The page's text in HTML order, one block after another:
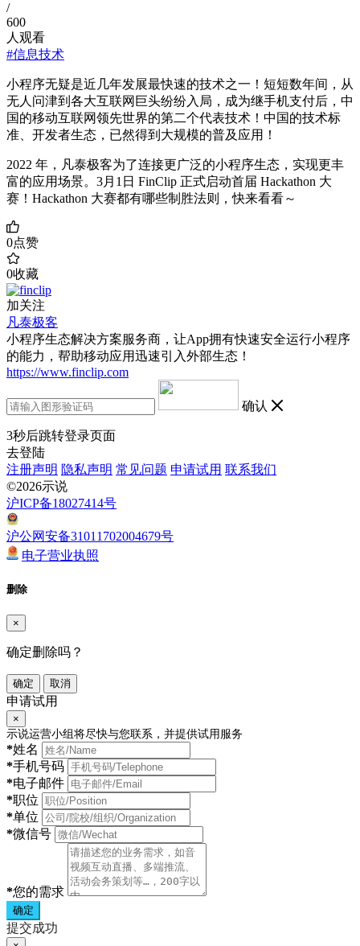
/
600
人观看
#信息技术
小程序无疑是近几年发展最快速的技术之一！短短数年间，从
无人问津到各大互联网巨头纷纷入局，成为继手机支付后，中
国的移动互联网领先世界的第二个代表技术！中国的技术标
准、开发者生态，已然得到大规模的普及应用！
2022 年，凡泰极客为了连接更广泛的小程序生态，实现更丰
富的应用场景。3月1日 FinClip 正式启动首届 Hackathon 大
赛！Hackathon 大赛都有哪些制胜法则，快来看看～
0点赞
0收藏
加关注
凡泰极客
小程序生态解决方案服务商，让App拥有快速安全运行小程序
的能力，帮助移动应用迅速引入外部生态！
https://www.finclip.com
确认
3秒后跳转登录页面
去登陆
注册声明 隐私声明 常见问题 申请试用 联系我们
©2026示说
沪ICP备18027414号
沪公网安备31011702004679号
电子营业执照
删除
×
确定删除吗？
确定 取消
申请试用
×
示说运营小组将尽快与您联系，并提供试用服务
*姓名
*手机号码
*电子邮件
*职位
*单位
*微信号
*您的需求
确定
提交成功